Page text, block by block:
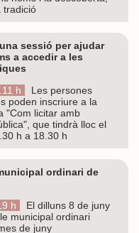
tradició
sessió per ajudar
a accedir a les
h
Les persones
poden inscriure a la
"Com licitar amb
que tindrà lloc el
h a 18.30 h
ordinari de
h
El dilluns 8 de juny
municipal ordinari
de juny